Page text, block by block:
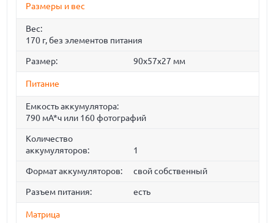
Размеры и вес
Вес:
170 г, без элементов питания
Размер: 90x57x27 мм
Питание
Емкость аккумулятора:
790 мА*ч или 160 фотографий
Количество
аккумуляторов:
1
Формат аккумуляторов: свой собственный
Разъем питания: есть
Матрица